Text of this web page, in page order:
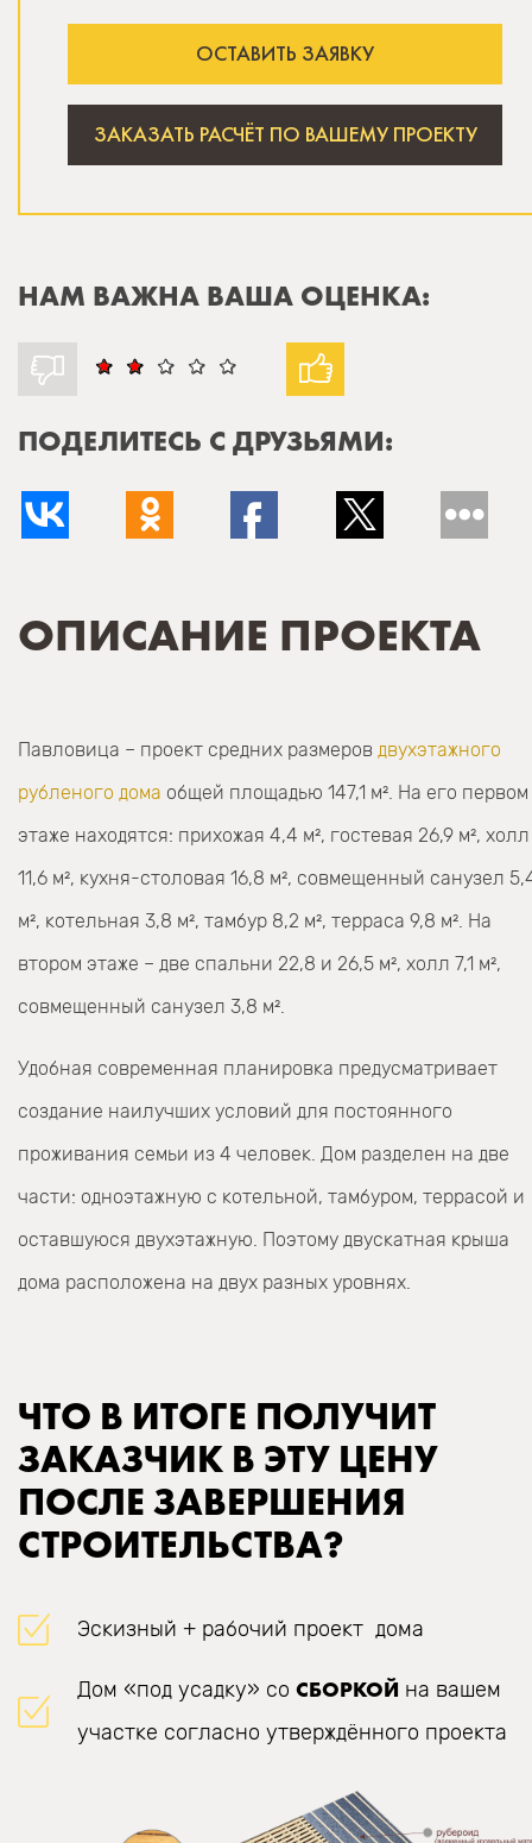
ОСТАВИТЬ ЗАЯВКУ
ЗАКАЗАТЬ РАСЧЁТ ПО ВАШЕМУ ПРОЕКТУ
НАМ ВАЖНА ВАША ОЦЕНКА:
ПОДЕЛИТЕСЬ С ДРУЗЬЯМИ:
ОПИСАНИЕ ПРОЕКТА
Павловица – проект средних размеров двухэтажного
рубленого дома общей площадью 147,1 м². На его первом
этаже находятся: прихожая 4,4 м², гостевая 26,9 м², холл
11,6 м², кухня-столовая 16,8 м², совмещенный санузел
м², котельная 3,8 м², тамбур 8,2 м², терраса 9,8 м². На
втором этаже – две спальни 22,8 и 26,5 м², холл 7,1 м²,
совмещенный санузел 3,8 м².
Удобная современная планировка предусматривает
создание наилучших условий для постоянного
проживания семьи из 4 человек. Дом разделен на две
части: одноэтажную с котельной, тамбуром, террасой и
оставшуюся двухэтажную. Поэтому двускатная крыша
дома расположена на двух разных уровнях.
ЧТО В ИТОГЕ ПОЛУЧИТ
ЗАКАЗЧИК В ЭТУ ЦЕНУ
ПОСЛЕ ЗАВЕРШЕНИЯ
СТРОИТЕЛЬСТВА?
Эскизный + рабочий проект дома
Дом «под усадку» со СБОРКОЙ на вашем
участке согласно утверждённого проекта